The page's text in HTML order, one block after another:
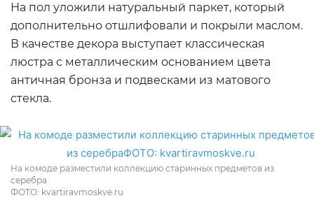
На пол уложили натуральный паркет, который
дополнительно отшлифовали и покрыли маслом.
В качестве декора выступает классическая
люстра с металлическим основанием цвета
античная бронза и подвесками из матового
стекла.
На комоде разместили коллекцию старинных предметов из
серебра
ФОТО: kvartiravmoskve.ru